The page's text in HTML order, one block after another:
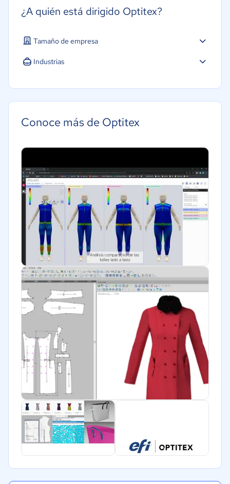
¿A quién está dirigido Optitex?
Tamaño de empresa
Mediana: 50 a 249 trabajadores
Industrias
Conoce más de Optitex